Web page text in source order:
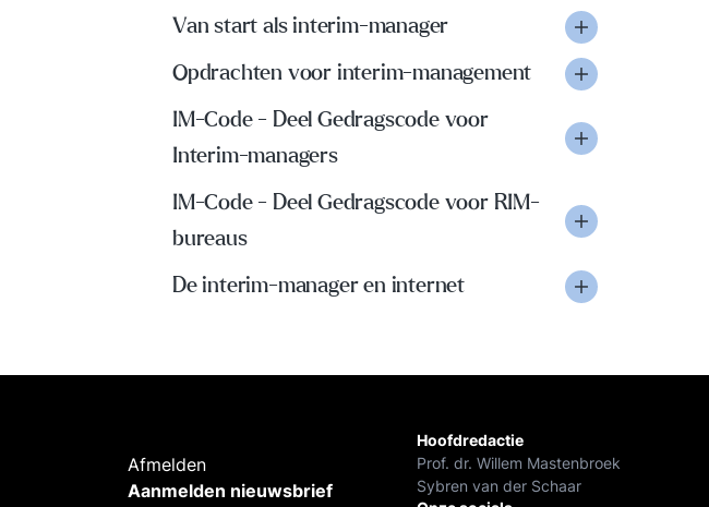
Van start als interim-manager
Opdrachten voor interim-management
IM-Code - Deel Gedragscode voor
Interim-managers
IM-Code - Deel Gedragscode voor RIM-
bureaus
De interim-manager en internet
Afmelden
Aanmelden nieuwsbrief
Hoofdredactie
Prof. dr. Willem Mastenbroek
Sybren van der Schaar